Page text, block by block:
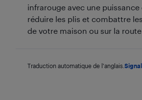
infrarouge avec une
réduire les plis et combattre
de votre maison ou sur la
Traduction automatique de l'anglais.